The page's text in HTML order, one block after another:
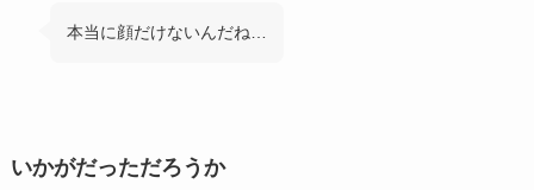
本当に顔だけないんだね…
いかがだっただろうか